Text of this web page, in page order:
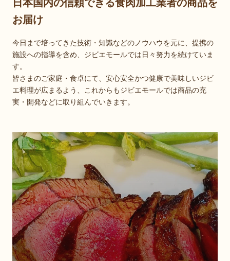
お届け
今日まで培ってきた技術・知識などのノウハウを元に、提携の
施設への指導を含め、ジビエモールでは日々努力を続けていま
す。
皆さまのご家庭・食卓にて、安心安全かつ健康で美味しいジビ
エ料理が広まるよう、これからもジビエモールでは商品の充
実・開発などに取り組んでいきます。